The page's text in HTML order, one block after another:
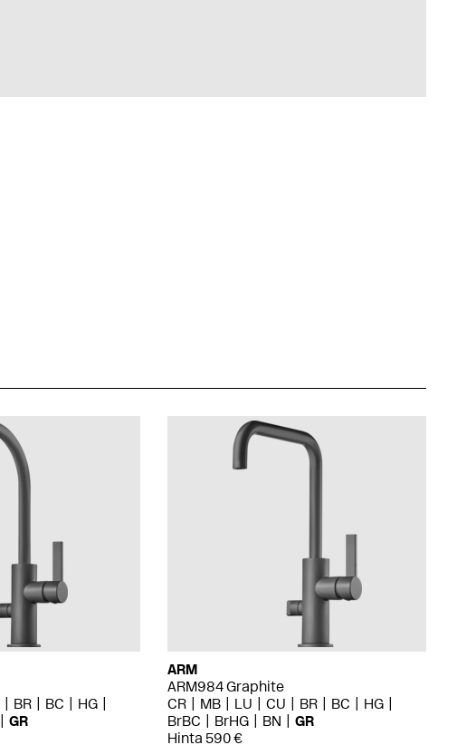
BR BC
HG
GR
ARM
ARM984 Graphite
CR
MB LU CU BR BC
HG
BrBC
BrHG BN
GR
Hinta 590 €